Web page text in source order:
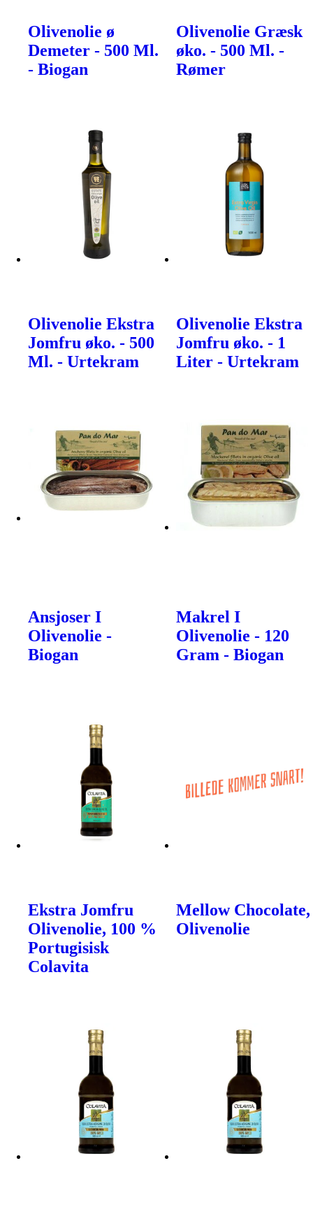
Olivenolie ø
Demeter - 500 Ml.
- Biogan
Olivenolie Græsk
øko. - 500 Ml. -
Rømer
Olivenolie Ekstra
Jomfru øko. - 500
Ml. - Urtekram
Olivenolie Ekstra
Jomfru øko. - 1
Liter - Urtekram
Ansjoser I
Olivenolie -
Biogan
Makrel I
Olivenolie - 120
Gram - Biogan
Ekstra Jomfru
Olivenolie, 100 %
Portugisisk
Colavita
Mellow Chocolate,
Olivenolie